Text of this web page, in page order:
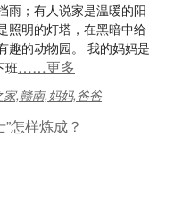
雨；有人说家是温暖的阳
照明的灯塔，在黑暗中给
趣的动物园。 我的妈妈是
班……更多
,赣南,妈妈,爸爸